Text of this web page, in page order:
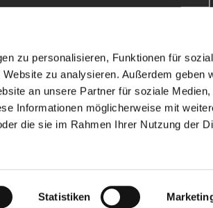
zu personalisieren, Funktionen für
zu analysieren. Außerdem geben
an unsere Partner für soziale Medien,
Informationen möglicherweise mit
die sie im Rahmen Ihrer Nutzung der
Statistiken
Barrierefreiheitserklärung
ChurchDesk-